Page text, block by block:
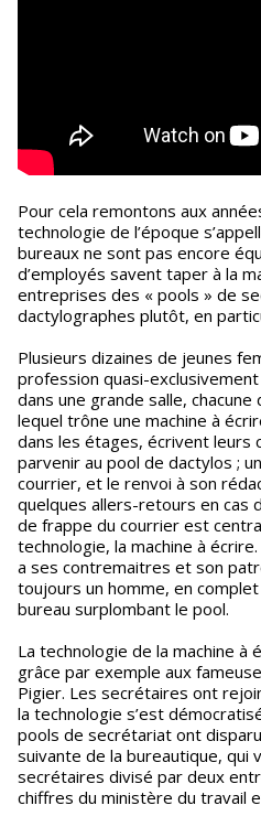
Pour cela remontons aux années 50, lorsque la nouvelle
technologie de l’époque
bureaux ne sont pas encore
d’employés savent taper à la
entreprises des « pools » de
dactylographes plutôt, en
Plusieurs dizaines de jeunes
profession quasi-
dans une grande salle,
lequel trône une machine à
dans les étages, écrivent leurs
parvenir au pool de dactylos ;
courrier, et le renvoi à son
quelques allers-retours en cas
de frappe du courrier est
technologie, la machine à
a ses contremaitres et son
toujours un homme, en
bureau surplombant le pool.
La technologie de la machine à
grâce par exemple aux
Pigier. Les secrétaires ont
la technologie s’est
pools de secrétariat ont
suivante de la bureautique, qui
secrétaires divisé par deux
chiffres du ministère du travail